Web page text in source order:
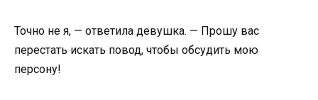
Точно не я, — ответила девушка. — Прошу вас
перестать искать повод, чтобы обсудить мою
персону!